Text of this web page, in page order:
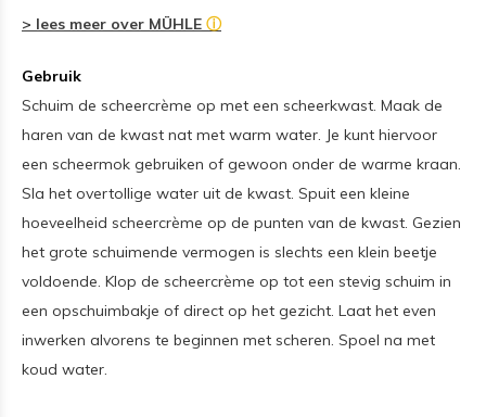
> lees meer over MÜHLE ⓘ
Gebruik
Schuim de scheercrème op met een scheerkwast. Maak de
haren van de kwast nat met warm water. Je kunt hiervoor
een scheermok gebruiken of gewoon onder de warme kraan.
Sla het overtollige water uit de kwast. Spuit een kleine
hoeveelheid scheercrème op de punten van de kwast. Gezien
het grote schuimende vermogen is slechts een klein beetje
voldoende. Klop de scheercrème op tot een stevig schuim in
een opschuimbakje of direct op het gezicht. Laat het even
inwerken alvorens te beginnen met scheren. Spoel na met
koud water.